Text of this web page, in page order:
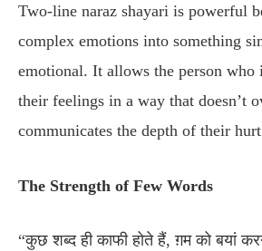
Two-line naraz shayari is powerful
complex emotions into something
emotional. It allows the person who
their feelings in a way that doesn’t
communicates the depth of their
The Strength of Few Words
“कुछ शब्द ही काफी होते हैं, ग़म को बयां